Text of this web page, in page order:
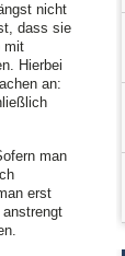
nicht
dass sie
mit
Hierbei
an:
man
erst